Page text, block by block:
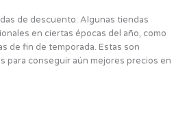
de descuento: Algunas tiendas
en ciertas épocas del año, como
de fin de temporada. Estas son
para conseguir aún mejores precios en